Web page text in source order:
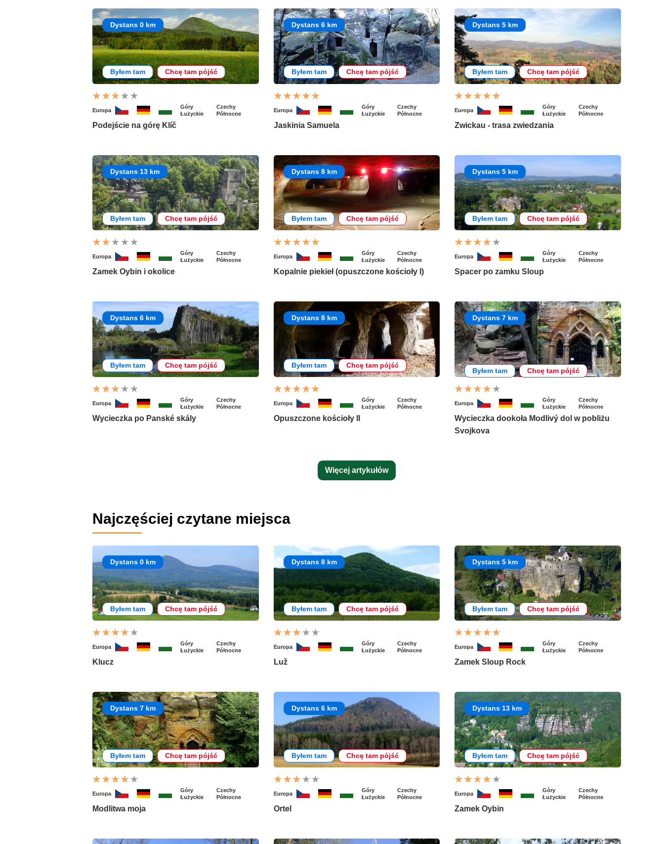
Dystans 0 km
Byłem tam Chcę tam pójść
Europa
Góry
Łużyckie
Czechy
Północne
Podejście na górę Klíč
Dystans 6 km
Byłem tam Chcę tam pójść
Europa
Góry
Łużyckie
Czechy
Północne
Jaskinia Samuela
Dystans 5 km
Byłem tam Chcę tam pójść
Europa
Góry
Łużyckie
Czechy
Północne
Zwickau - trasa zwiedzania
Dystans 13 km
Byłem tam Chcę tam pójść
Europa
Góry
Łużyckie
Czechy
Północne
Zamek Oybin i okolice
Dystans 8 km
Byłem tam Chcę tam pójść
Europa
Góry
Łużyckie
Czechy
Północne
Kopalnie piekieł (opuszczone kościoły I)
Dystans 5 km
Byłem tam Chcę tam pójść
Europa
Góry
Łużyckie
Czechy
Północne
Spacer po zamku Sloup
Dystans 6 km
Byłem tam Chcę tam pójść
Europa
Góry
Łużyckie
Czechy
Północne
Wycieczka po Panské skály
Dystans 8 km
Byłem tam Chcę tam pójść
Europa
Góry
Łużyckie
Czechy
Północne
Opuszczone kościoły II
Dystans 7 km
Byłem tam Chcę tam pójść
Europa
Góry
Łużyckie
Czechy
Północne
Wycieczka dookoła Modlivý dol w pobliżu
Svojkova
Więcej artykułów
Najczęściej czytane miejsca
Dystans 0 km
Byłem tam Chcę tam pójść
Europa
Góry
Łużyckie
Czechy
Północne
Klucz
Dystans 8 km
Byłem tam Chcę tam pójść
Europa
Góry
Łużyckie
Czechy
Północne
Luž
Dystans 5 km
Byłem tam Chcę tam pójść
Europa
Góry
Łużyckie
Czechy
Północne
Zamek Sloup Rock
Dystans 7 km
Byłem tam Chcę tam pójść
Europa
Góry
Łużyckie
Czechy
Północne
Modlitwa moja
Dystans 6 km
Byłem tam Chcę tam pójść
Europa
Góry
Łużyckie
Czechy
Północne
Ortel
Dystans 13 km
Byłem tam Chcę tam pójść
Europa
Góry
Łużyckie
Czechy
Północne
Zamek Oybin